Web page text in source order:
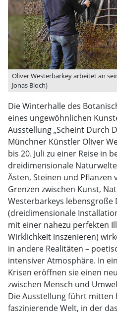
Oliver Westerbarkey arbeitet an
Jonas Bloch)
Die Winterhalle des
eines ungewöhnlichen
Ausstellung „Scheint Durch
Münchner Künstler Oliver
bis 20. Juli zu einer Reise in
dreidimensionale
Ästen, Steinen und Pflanzen
Grenzen zwischen Kunst,
Westerbarkeys lebensgroße
(dreidimensionale
mit einer nahezu perfekten
Wirklichkeit inszenieren)
in andere Realitäten –
intensiver Atmosphäre. In
Krisen eröffnen sie einen
zwischen Mensch und
Die Ausstellung führt mitten
faszinierende Welt, in der